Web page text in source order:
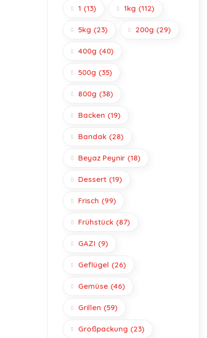
1 (13) 1kg (112)
5kg (23) 200g (29)
400g (40)
500g (35)
800g (38)
Backen (19)
Bandak (28)
Beyaz Peynir (18)
Dessert (19)
Frisch (99)
Frühstück (87)
GAZI (9)
Geflügel (26)
Gemüse (46)
Grillen (59)
Großpackung (23)